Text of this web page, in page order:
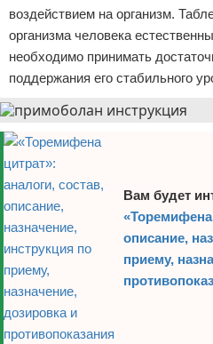
воздействием на организм.
организма человека
необходимо принимать
поддержания его стабильного
Вам будет
«Торемифена
описание,
приему,